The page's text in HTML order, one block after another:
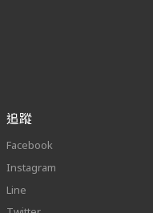
追蹤
Facebook
Instagram
Line